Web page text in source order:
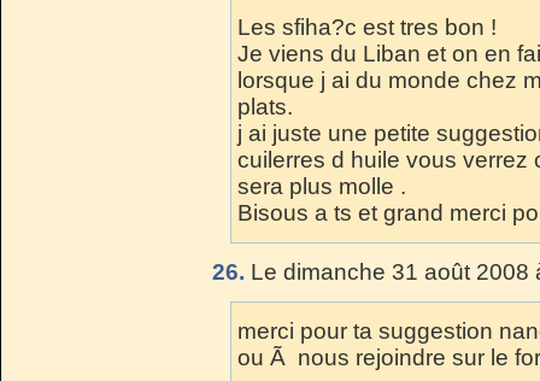
Les sfiha?c est tres bon !
Je viens du Liban et on en
lorsque j ai du monde chez
plats.
j ai juste une petite
cuilerres d huile vous verrez
sera plus molle .
Bisous a ts et grand merci
26. Le dimanche 31 août 2008
merci pour ta suggestion
ou Ã nous rejoindre sur le